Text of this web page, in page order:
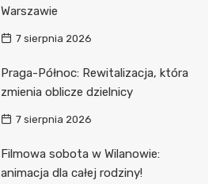
Warszawie
7 sierpnia 2026
Praga-Północ: Rewitalizacja, która
zmienia oblicze dzielnicy
7 sierpnia 2026
Filmowa sobota w Wilanowie:
animacja dla całej rodziny!